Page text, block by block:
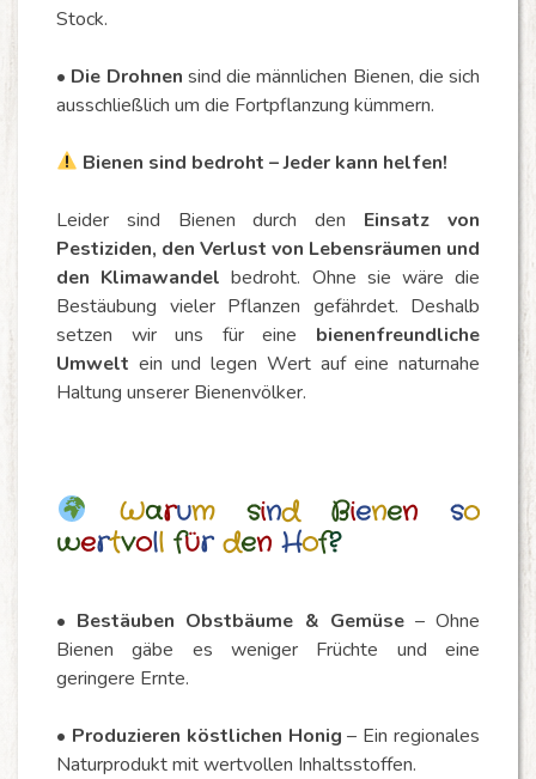
Stock.
• Die Drohnen sind die männlichen Bienen, die sich
ausschließlich um die Fortpflanzung kümmern.
Bienen sind bedroht – Jeder kann helfen!
Leider sind Bienen durch den Einsatz von
Pestiziden, den Verlust von Lebensräumen und
den Klimawandel bedroht. Ohne sie wäre die
Bestäubung vieler Pflanzen gefährdet. Deshalb
setzen wir uns für eine bienenfreundliche
Umwelt ein und legen Wert auf eine naturnahe
Haltung unserer Bienenvölker.
Warum sind Bienen so
wertvoll für den Hof?
• Bestäuben Obstbäume & Gemüse– Ohne
Bienen gäbe es weniger Früchte und eine
geringere Ernte.
• Produzieren köstlichen Honig – Ein regionales
Naturprodukt mit wertvollen Inhaltsstoffen.